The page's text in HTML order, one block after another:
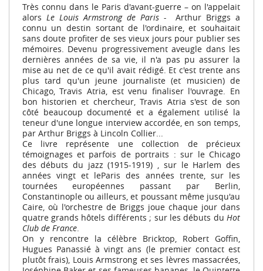
Très connu dans le Paris d'avant-guerre – on l'appelait
alors Le Louis Armstrong de Paris -Arthur Briggs a
connu un destin sortant de l'ordinaire, et souhaitait
sans doute profiter de ses vieux jours pour publier ses
mémoires. Devenu progressivement aveugle dans les
dernières années de sa vie, il n'a pas pu assurer la
mise au net de ce qu'il avait rédigé. Et c'est trente ans
plus tard qu'un jeune journaliste (et musicien) de
Chicago, Travis Atria, est venu finaliser l'ouvrage. En
bon historien et chercheur, Travis Atria s'est de son
côté beaucoup documenté et a également utilisé la
teneur d'une longue interview accordée, en son temps,
par Arthur Briggs à Lincoln Collier...
Ce livre représente une collection de précieux
témoignages et parfois de portraits : sur le Chicago
des débuts du jazz (1915-1919) , sur le Harlem des
années vingt et leParis des années trente, sur les
tournées européennes passant par Berlin,
Constantinople ou ailleurs, et poussant même jusqu'au
Caire, où l'orchestre de Briggs joue chaque jour dans
quatre grands hôtels différents ; sur les débuts duHot
Club de France.
On y rencontre la célèbre Bricktop, Robert Goffin,
Hugues Panassié à vingt ans (le premier contact est
plutôt frais), Louis Armstrong et ses lèvres massacrées,